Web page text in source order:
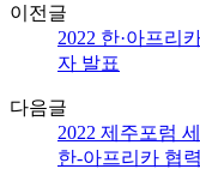
이전글
2022 한·아프리
자 발표
다음글
2022 제주포럼
한-아프리카 협